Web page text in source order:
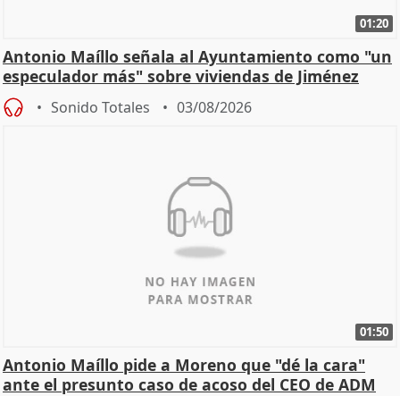
01:20
Antonio Maíllo señala al Ayuntamiento como "un
especulador más" sobre viviendas de Jiménez
Becerril
Sonido Totales 03/08/2026
01:50
Antonio Maíllo pide a Moreno que "dé la cara"
ante el presunto caso de acoso del CEO de ADM